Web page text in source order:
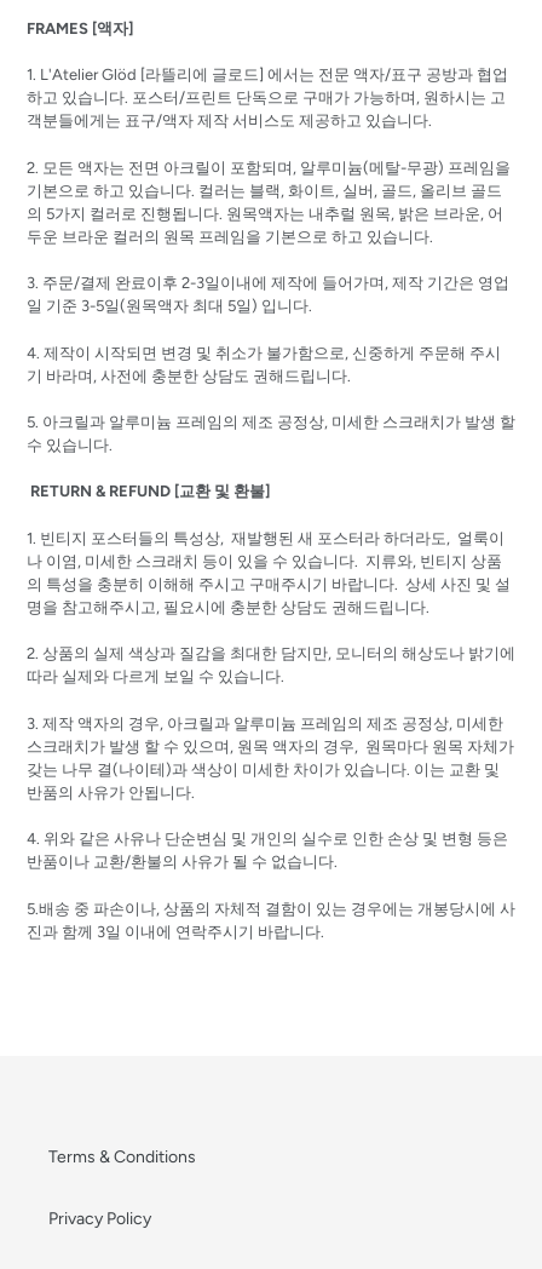
FRAMES [액자]
1. L'Atelier Glöd [라뜰리에 글로드] 에서는 전문 액자/표구 공방과 협업
하고 있습니다. 포스터/프린트 단독으로 구매가 가능하며, 원하시는 고
객분들에게는 표구/액자 제작 서비스도 제공하고 있습니다.
2. 모든 액자는 전면 아크릴이 포함되며, 알루미늄(메탈-무광) 프레임을
기본으로 하고 있습니다. 컬러는 블랙, 화이트, 실버, 골드, 올리브 골드
의 5가지 컬러로 진행됩니다. 원목액자는 내추럴 원목, 밝은 브라운, 어
두운 브라운 컬러의 원목 프레임을 기본으로 하고 있습니다.
3. 주문/결제 완료이후 2-3일이내에 제작에 들어가며, 제작 기간은 영업
일 기준 3-5일(원목액자 최대 5일) 입니다.
4. 제작이 시작되면 변경 및 취소가 불가함으로, 신중하게 주문해 주시
기 바라며, 사전에 충분한 상담도 권해드립니다.
5. 아크릴과 알루미늄 프레임의 제조 공정상, 미세한 스크래치가 발생 할
수 있습니다.
RETURN & REFUND [교환 및 환불]
1. 빈티지 포스터들의 특성상, 재발행된 새 포스터라 하더라도, 얼룩이
나 이염, 미세한 스크래치 등이 있을 수 있습니다. 지류와, 빈티지 상품
의 특성을 충분히 이해해 주시고 구매주시기 바랍니다. 상세 사진 및 설
명을 참고해주시고, 필요시에 충분한 상담도 권해드립니다.
2. 상품의 실제 색상과 질감을 최대한 담지만, 모니터의 해상도나 밝기에
따라 실제와 다르게 보일 수 있습니다.
3. 제작 액자의 경우, 아크릴과 알루미늄 프레임의 제조 공정상, 미세한
스크래치가 발생 할 수 있으며, 원목 액자의 경우, 원목마다 원목 자체가
갖는 나무 결(나이테)과 색상이 미세한 차이가 있습니다. 이는 교환 및
반품의 사유가 안됩니다.
4. 위와 같은 사유나 단순변심 및 개인의 실수로 인한 손상 및 변형 등은
반품이나 교환/환불의 사유가 될 수 없습니다.
5.배송 중 파손이나, 상품의 자체적 결함이 있는 경우에는 개봉당시에 사
진과 함께 3일 이내에 연락주시기 바랍니다.
Terms & Conditions
Privacy Policy